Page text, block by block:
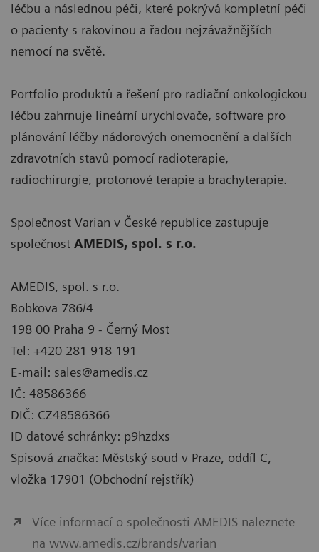
léčbu a následnou péči, které pokrývá kompletní péči
o pacienty s rakovinou a řadou nejzávažnějších
nemocí na světě.
Portfolio produktů a řešení pro radiační onkologickou
léčbu zahrnuje lineární urychlovače, software pro
plánování léčby nádorových onemocnění a dalších
zdravotních stavů pomocí radioterapie,
radiochirurgie, protonové terapie a brachyterapie.
Společnost Varian v České republice zastupuje
společnost AMEDIS, spol. s r.o.
AMEDIS, spol. s r.o.
Bobkova 786/4
198 00 Praha 9 - Černý Most
Tel: +420 281 918 191
E-mail: sales@amedis.cz
IČ: 48586366
DIČ: CZ48586366
ID datové schránky: p9hzdxs
Spisová značka: Městský soud v Praze, oddíl C,
vložka 17901 (Obchodní rejstřík)
Více informací o společnosti AMEDIS naleznete
na www.amedis.cz/brands/varian